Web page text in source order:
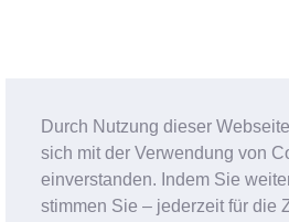
Durch Nutzung dieser
sich mit der Verwendung von
einverstanden. Indem Sie
stimmen Sie – jederzeit für die